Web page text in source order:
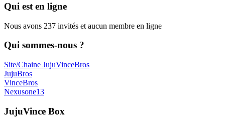
Qui est en ligne
Nous avons 237 invités et aucun membre en ligne
Qui sommes-nous ?
Site/Chaine JujuVinceBros
JujuBros
VinceBros
Nexusone13
JujuVince Box